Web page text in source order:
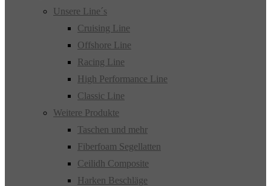
Unsere Line´s
Cruising Line
Offshore Line
Racing Line
High Performance Line
Classic Line
Weitere Produkte
Taschen und mehr
Fiberfoam Segellatten
Ceilidh Composite
Harken Beschläge